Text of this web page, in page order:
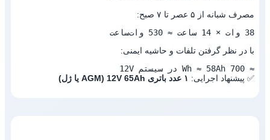
مصرف شبانه از ۵ عصر تا ۷ صبح:
38 وات × 14 ساعت ≈ 530 وات‌ساعت
با در نظر گرفتن تلفات و حاشیه ایمنی:
≈ 700 Wh ≈ 58Ah در سیستم 12V
✅ پیشنهاد اجرایی: ۱ عدد باتری 12V 65Ah (AGM یا ژل)